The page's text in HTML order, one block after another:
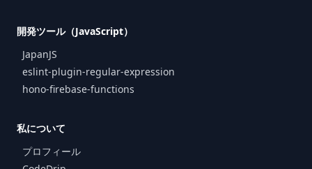
開発ツール（JavaScript）
JapanJS
eslint-plugin-regular-expression
hono-firebase-functions
私について
プロフィール